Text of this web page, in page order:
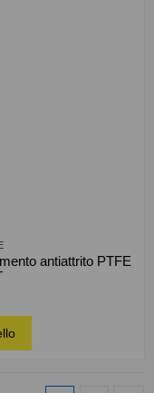
antiattrito PTFE